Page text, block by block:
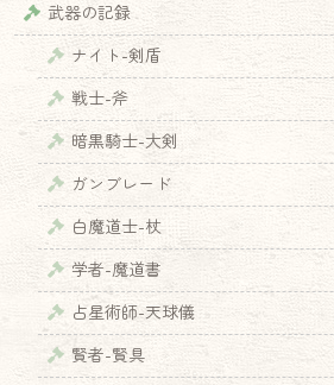
武器の記録
ナイト-剣盾
戦士-斧
暗黒騎士-大剣
ガンブレード
白魔道士-杖
学者-魔道書
占星術師-天球儀
賢者-賢具